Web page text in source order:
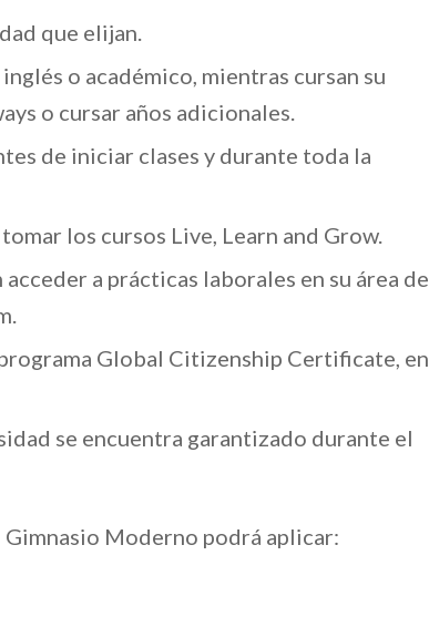
que elijan.
o académico, mientras cursan su
o cursar años adicionales.
de iniciar clases y durante toda la
los cursos Live, Learn and Grow.
a prácticas laborales en su área de
Global Citizenship Certificate, en
se encuentra garantizado durante el
Gimnasio Moderno podrá aplicar: